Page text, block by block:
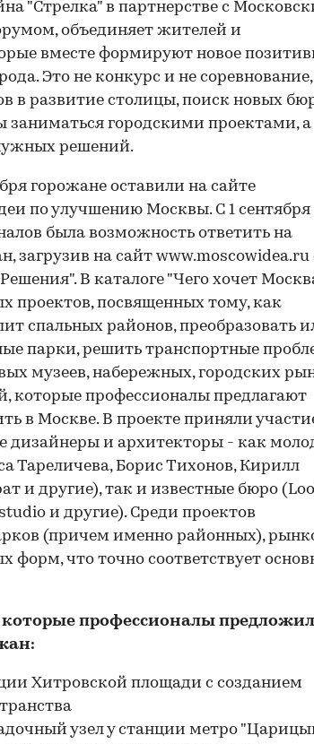
"Стрелка" в партнерстве с
объединяет жителей и
вместе формируют новое
Это не конкурс и не соревнование,
в развитие столицы, поиск новых
заниматься городскими проектами, а
решений.
горожане оставили на сайте
по улучшению Москвы. С 1 сентября
была возможность ответить на
загрузив на сайт www.moscowidea.ru
В каталоге "Чего хочет
проектов, посвященных тому, как
спальных районов, преобразовать
парки, решить транспортные
музеев, набережных, городских
которые профессионалы предлагают
в Москве. В проекте приняли
дизайнеры и архитекторы - как
Тареличева, Борис Тихонов, Кирилл
и другие), так и известные бюро
и другие). Среди проектов
(причем именно районных),
форм, что точно соответствует
профессионалы
Хитровской площади с созданием
узел у станции метро